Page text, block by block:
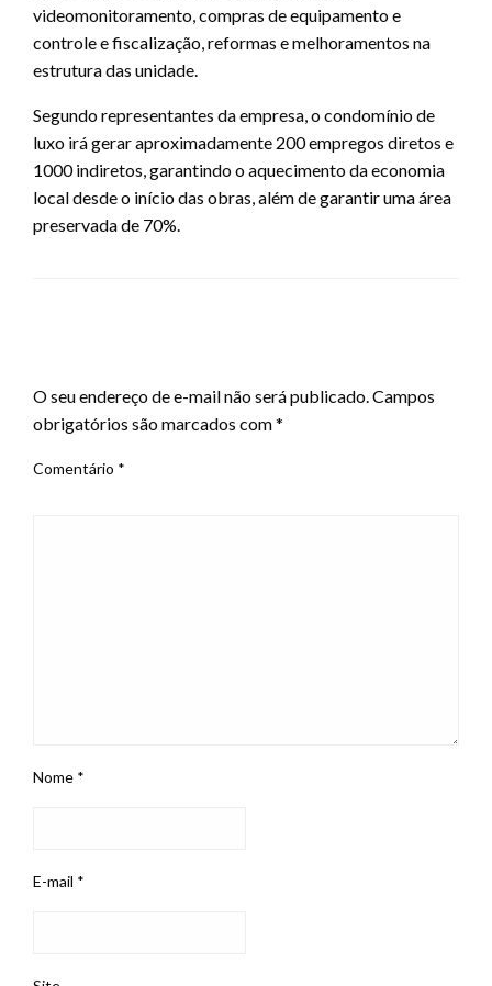
videomonitoramento, compras de equipamento e
controle e fiscalização, reformas e melhoramentos na
estrutura das unidade.
Segundo representantes da empresa, o condomínio de
luxo irá gerar aproximadamente 200 empregos diretos e
1000 indiretos, garantindo o aquecimento da economia
local desde o início das obras, além de garantir uma área
preservada de 70%.
O seu endereço de e-mail não será publicado.Campos
obrigatórios são marcados com*
Comentário *
Nome *
E-mail *